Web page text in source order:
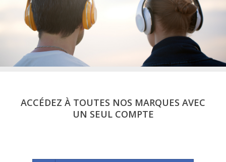
ACCÉDEZ À TOUTES NOS MARQUES AVEC
UN SEUL COMPTE